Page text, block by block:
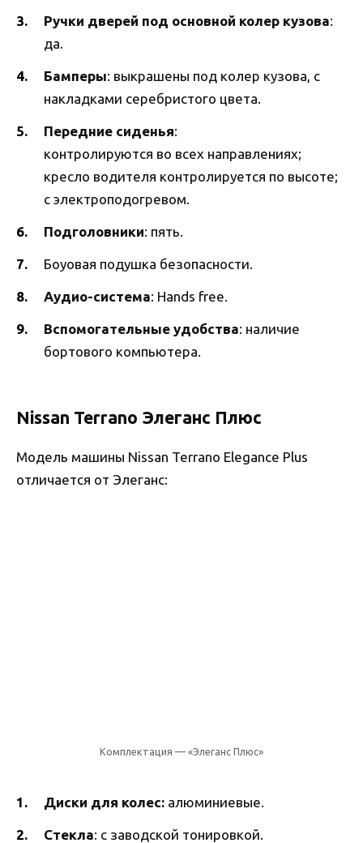
Ручки дверей под основной колер кузова:
да.
Бамперы: выкрашены под колер кузова, с
накладками серебристого цвета.
Передние сиденья:
контролируются во всех направлениях;
кресло водителя контролируется по высоте;
с электроподогревом.
Подголовники: пять.
Боуовая подушка безопасности.
Аудио-система: Hands free.
Вспомогательные удобства: наличие
бортового компьютера.
Nissan Terrano Элеганс Плюс
Модель машины Nissan Terrano Elegance Plus
отличается от Элеганс:
Комплектация — «Элеганс Плюс»
Диски для колес: алюминиевые.
Стекла: с заводской тонировкой.